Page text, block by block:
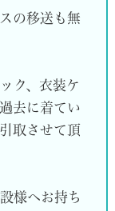
の移送も無
ク、衣装ケ
去に着てい
取させて頂
様へお持ち